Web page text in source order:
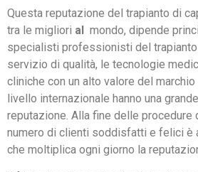
Questa reputazione del trapianto di
tra le migliori al mondo, dipende
specialisti professionisti del
servizio di qualità, le tecnologie
cliniche con un alto valore del
livello internazionale hanno una
reputazione. Alla fine delle procedure
numero di clienti soddisfatti e felici è
che moltiplica ogni giorno la